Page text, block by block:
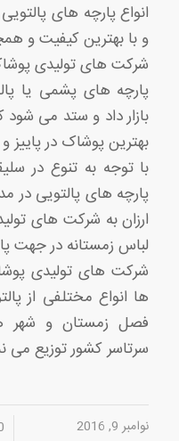
انواع پارچه های
و با بهترین کیفیت و
شرکت های تولیدی
پارچه های پشمی یا
بازار داد و ستد می شود
بهترین پوشاک در
با توجه به تنوع در
پارچه های پالتویی در
ارزان به شرکت های
لباس زمستانه در جهت
شرکت های تولیدی
ها انواع مختلفی از
فصل زمستان و شهر
سرتاسر کشور توزیع می
نوامبر 9, 2016 0/